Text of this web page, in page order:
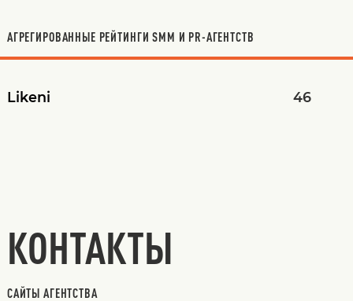
АГРЕГИРОВАННЫЕ РЕЙТИНГИ SMM И PR-АГЕНТСТВ
Likeni 46
КОНТАКТЫ
САЙТЫ АГЕНТСТВА